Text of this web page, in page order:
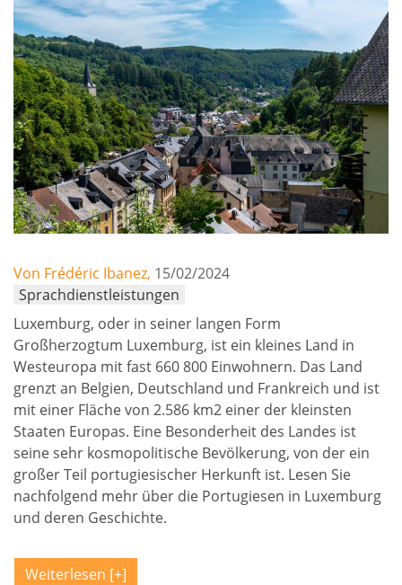
Von Frédéric Ibanez, 15/02/2024
Sprachdienstleistungen
Luxemburg, oder in seiner langen Form
Großherzogtum Luxemburg, ist ein kleines Land in
Westeuropa mit fast 660 800 Einwohnern. Das Land
grenzt an Belgien, Deutschland und Frankreich und ist
mit einer Fläche von 2.586 km2 einer der kleinsten
Staaten Europas. Eine Besonderheit des Landes ist
seine sehr kosmopolitische Bevölkerung, von der ein
großer Teil portugiesischer Herkunft ist. Lesen Sie
nachfolgend mehr über die Portugiesen in Luxemburg
und deren Geschichte.
Weiterlesen